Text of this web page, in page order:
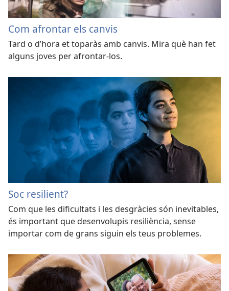
Com afrontar els canvis
Tard o d’hora et toparàs amb canvis. Mira què han fet
alguns joves per afrontar-los.
Soc resilient?
Com que les dificultats i les desgràcies són inevitables,
és important que desenvolupis resiliència, sense
importar com de grans siguin els teus problemes.